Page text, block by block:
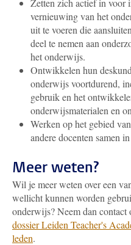
Zetten zich actief in voor
vernieuwing van het
uit te voeren die
deel te nemen aan
het onderwijs.
Ontwikkelen hun
onderwijs voortdurend,
gebruik en het
onderwijsmaterialen en
Werken op het gebied
andere docenten samen
Meer weten?
Wil je meer weten over een
wellicht kunnen worden
onderwijs? Neem dan contact
dossier Leiden Teacher's
leden.